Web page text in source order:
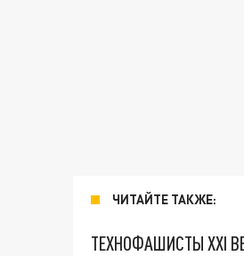
ЧИТАЙТЕ ТАКЖЕ:
ТЕХНОФАШИСТЫ XXI